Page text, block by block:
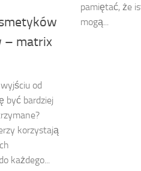
– matrix
od
być bardziej
korzystają
każdego...
pamiętać, że
mogą...